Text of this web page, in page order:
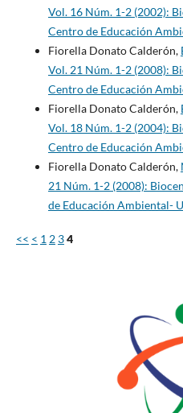
Vol. 16 Núm. 1-2 (2002):
Centro de Educación
Fiorella Donato Calderón,
Vol. 21 Núm. 1-2 (2008):
Centro de Educación
Fiorella Donato Calderón,
Vol. 18 Núm. 1-2 (2004):
Centro de Educación
Fiorella Donato Calderón,
21 Núm. 1-2 (2008):
de Educación Ambiental-
<< < 1 2 34